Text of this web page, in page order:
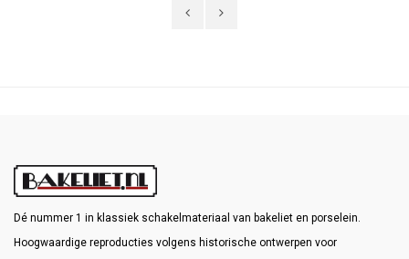
Dé nummer 1 in klassiek schakelmateriaal van bakeliet en porselein.
Hoogwaardige reproducties volgens historische ontwerpen voor